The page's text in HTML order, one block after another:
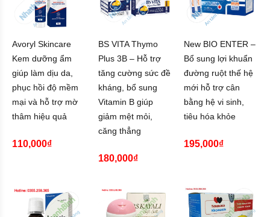
Avoryl Skincare
Kem dưỡng ẩm
giúp làm dịu da,
phục hồi độ mềm
mại và hỗ trợ mờ
thâm hiệu quả
110,000₫
BS VITA Thymo
Plus 3B – Hỗ trợ
tăng cường sức đề
kháng, bổ sung
Vitamin B giúp
giảm mệt mỏi,
căng thẳng
180,000₫
New BIO ENTER –
Bổ sung lợi khuẩn
đường ruột thế hệ
mới hỗ trợ cân
bằng hệ vi sinh,
tiêu hóa khỏe
195,000₫